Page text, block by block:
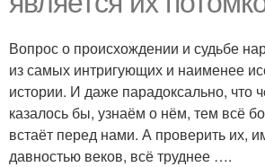
Вопрос о происхождении и судьбе
из самых интригующих и наименее
истории. И даже парадоксально, что
казалось бы, узнаём о нём, тем всё
встаёт перед нами. А проверить их,
давностью веков, всё труднее ….